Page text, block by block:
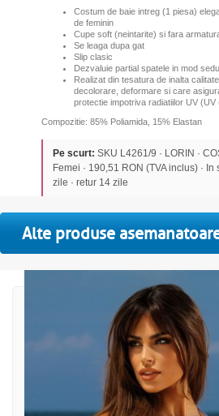
Costum de baie intreg (1 piesa)
de feminin
Cupe soft (neintarite) si fara
Se leaga dupa gat
Slip clasic
Dezvaluie partial spatele in mod
Realizat din tesatura de inalta
decolorare, deformare si care
protectie impotriva radiatiilor UV (UV
Compozitie: 85% Poliamida, 15% Elastan
Pe scurt: SKU L4261/9 · LORIN ·
Femei · 190,51 RON (TVA inclus) · In
zile · retur 14 zile
Alte produse